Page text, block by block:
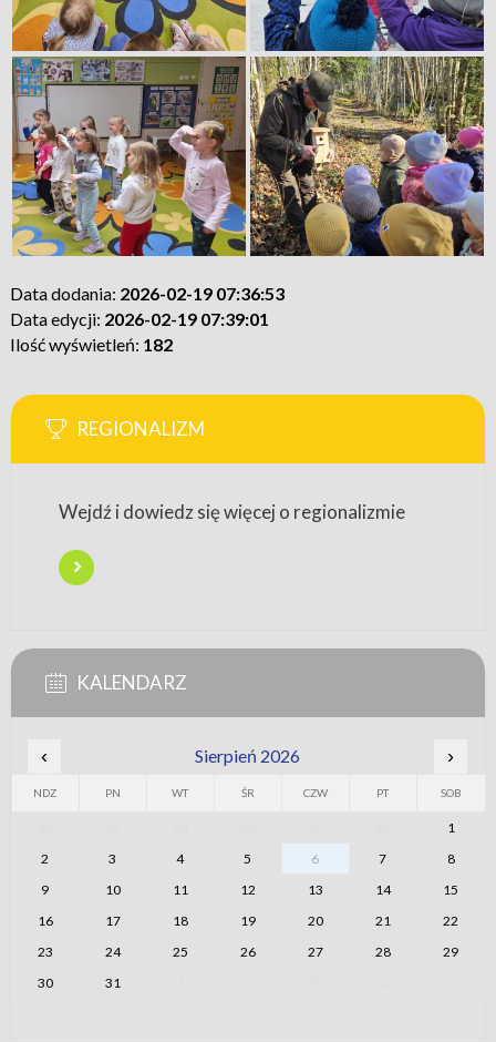
Data dodania: 2026-02-19 07:36:53
Data edycji: 2026-02-19 07:39:01
Ilość wyświetleń: 182
REGIONALIZM
Wejdź i dowiedz się więcej o regionalizmie
KALENDARZ
‹ Sierpień 2026 ›
NDZ PN WT ŚR CZW PT SOB
1
2
3 4 5 6 7
8
9
10 11 12 13 14
15
16
17 18 19 20 21
22
23
24 25 26 27 28
29
30
31